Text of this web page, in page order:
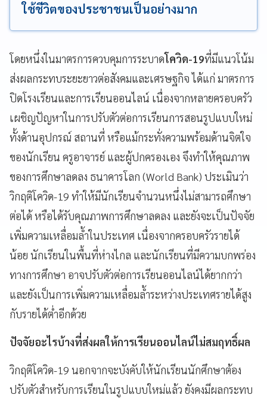
ใช้ชีวิตของประชาชนเป็นอย่างมาก
โดยหนึ่งในมาตรการควบคุมการระบาดโควิด-19ที่มีแนวโน้ม
ส่งผลกระทบระยะยาวต่อสังคมและเศรษฐกิจ ได้แก่ มาตรการ
ปิดโรงเรียนและการเรียนออนไลน์ เนื่องจากหลายครอบครัว
เผชิญปัญหาในการปรับตัวต่อการเรียนการสอนรูปแบบใหม่
ทั้งด้านอุปกรณ์ สถานที่ หรือแม้กระทั่งความพร้อมด้านจิตใจ
ของนักเรียน ครูอาจารย์ และผู้ปกครองเอง จึงทำให้คุณภาพ
ของการศึกษาลดลง ธนาคารโลก (World Bank) ประเมินว่า
วิกฤติโควิด-19 ทำให้มีนักเรียนจำนวนหนึ่งไม่สามารถศึกษา
ต่อได้ หรือได้รับคุณภาพการศึกษาลดลง และยังจะเป็นปัจจัย
เพิ่มความเหลื่อมล้ำในประเทศ เนื่องจากครอบครัวรายได้
น้อย นักเรียนในพื้นที่ห่างไกล และนักเรียนที่มีความบกพร่อง
ทางการศึกษา อาจปรับตัวต่อการเรียนออนไลน์ได้ยากกว่า
และยังเป็นการเพิ่มความเหลื่อมล้ำระหว่างประเทศรายได้สูง
กับรายได้ต่ำอีกด้วย
ปัจจัยอะไรบ้างที่ส่งผลให้การเรียนออนไลน์ไม่สมฤทธิ์ผล
วิกฤติโควิด-19 นอกจากจะบังคับให้นักเรียนนักศึกษาต้อง
ปรับตัวสำหรับการเรียนในรูปแบบใหม่แล้ว ยังคงมีผลกระทบ